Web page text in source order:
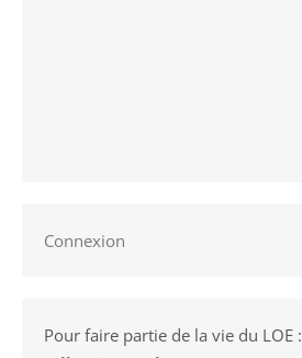
Connexion
Pour faire partie de la vie du LOE :